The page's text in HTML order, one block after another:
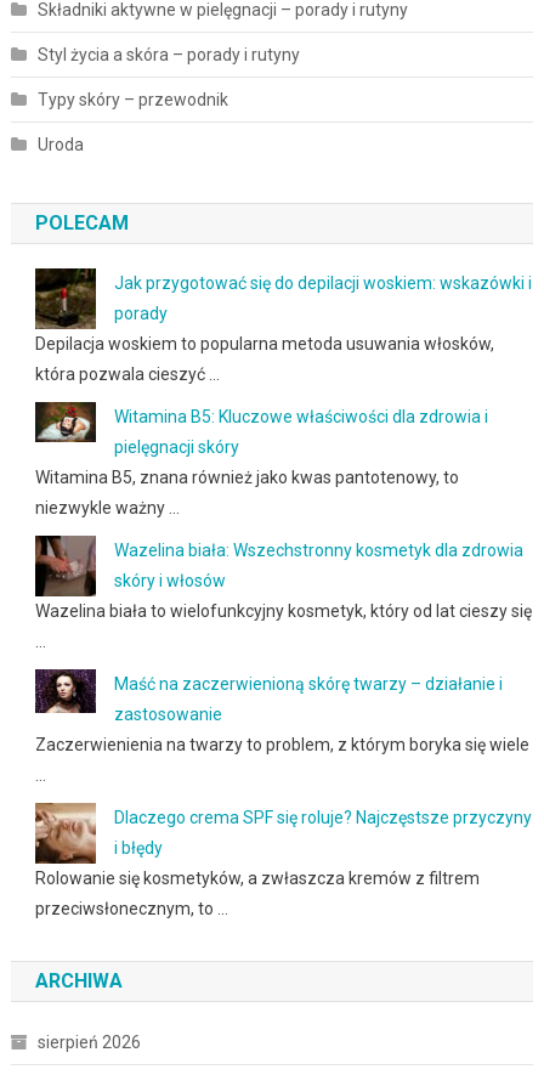
Składniki aktywne w pielęgnacji – porady i rutyny
Styl życia a skóra – porady i rutyny
Typy skóry – przewodnik
Uroda
POLECAM
Jak przygotować się do depilacji woskiem: wskazówki i
porady
Depilacja woskiem to popularna metoda usuwania włosków,
która pozwala cieszyć …
Witamina B5: Kluczowe właściwości dla zdrowia i
pielęgnacji skóry
Witamina B5, znana również jako kwas pantotenowy, to
niezwykle ważny …
Wazelina biała: Wszechstronny kosmetyk dla zdrowia
skóry i włosów
Wazelina biała to wielofunkcyjny kosmetyk, który od lat cieszy się
Maść na zaczerwienioną skórę twarzy – działanie i
zastosowanie
Zaczerwienienia na twarzy to problem, z którym boryka się wiele
Dlaczego crema SPF się roluje? Najczęstsze przyczyny
i błędy
Rolowanie się kosmetyków, a zwłaszcza kremów z filtrem
przeciwsłonecznym, to …
ARCHIWA
sierpień 2026